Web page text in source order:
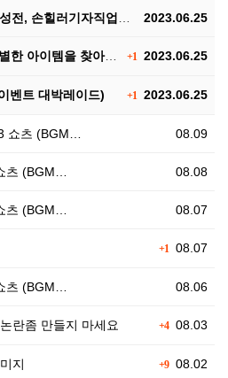
2023.06.25
손힐러기자직업공개(?))
+1 2023.06.25
아이템을 찾아서..
+1 2023.06.25
벤트 대박레이드)
08.09
츠 (BGM…
08.08
(BGM…
08.07
(BGM…
+1 08.07
08.06
(BGM…
+408.03
란좀 만들지 마세요
+908.02
지